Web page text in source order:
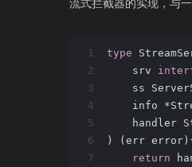
流式拦截器的实现，与
1
2
3
4
5
6
7
type
    srv
ss
info
handler
)
(err error)
return